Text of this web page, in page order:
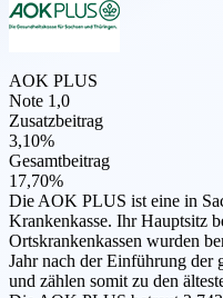
AOK PLUS
Note 1,0
Zusatzbeitrag
3,10%
Gesamtbeitrag
17,70%
Die AOK PLUS ist eine in
Krankenkasse. Ihr Hauptsitz
Ortskrankenkassen wurden
Jahr nach der Einführung der
und zählen somit zu den